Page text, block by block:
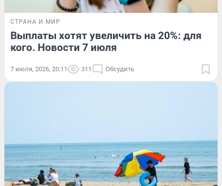
СТРАНА И МИР
Выплаты хотят увеличить на 20%: для
кого. Новости 7 июля
7 июля, 2026, 20:11 311 Обсудить